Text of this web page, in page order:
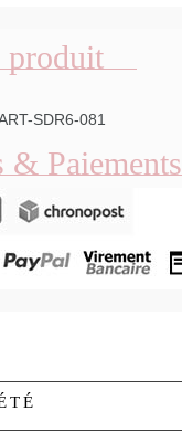
produit
SDR6-081
& Paiements